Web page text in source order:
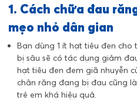
1. Cách chữa đau
mẹo nhỏ dân gian
Bạn dùng 1 ít hạt tiêu đen
bị sâu sẽ có tác dụng giảm
hạt tiêu đen đem giã nhuyễn
chân răng đang bị đau cũng
trẻ em khá hiệu quả.